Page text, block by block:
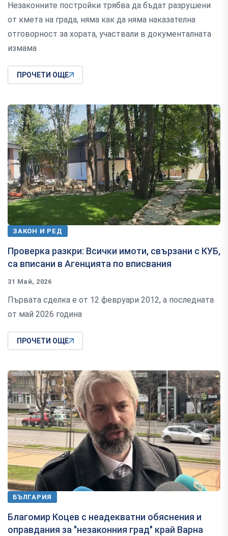
Незаконните постройки трябва да бъдат разрушени
от кмета на града, няма как да няма наказателна
отговорност за хората, участвали в документалната
измама
ПРОЧЕТИ ОЩЕ
ЗАКОН И РЕД
Проверка разкри: Всички имоти, свързани с КУБ,
са вписани в Агенцията по вписвания
31 Май, 2026
Първата сделка е от 12 февруари 2012, а последната
от май 2026 година
ПРОЧЕТИ ОЩЕ
БЪЛГАРИЯ
Благомир Коцев с неадекватни обяснения и
оправдания за "незаконния град" край Варна